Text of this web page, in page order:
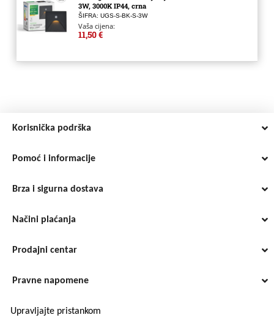
3W, 3000K IP44, crna
ŠIFRA: UGS-S-BK-S-3W
Vaša cijena:
11,50 €
Korisnička podrška
Pomoć i informacije
Brza i sigurna dostava
Načini plaćanja
Prodajni centar
Pravne napomene
Upravljajte pristankom